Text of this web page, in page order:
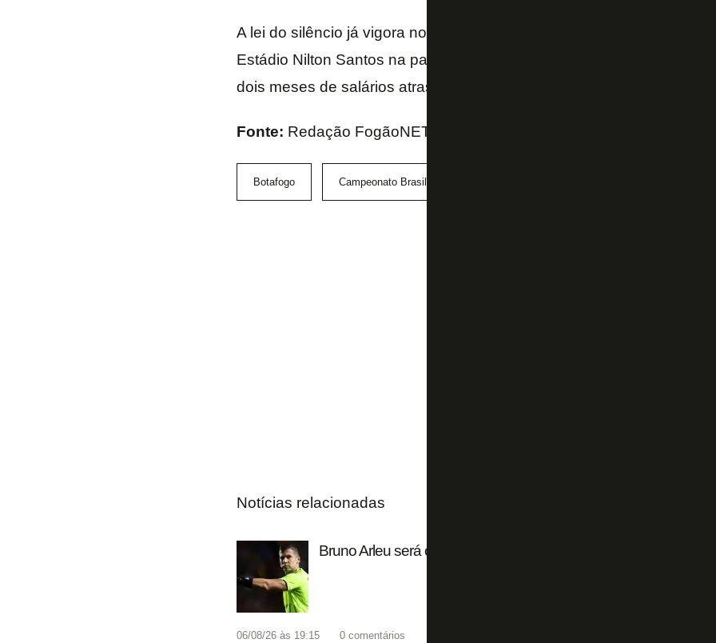
A lei do silêncio já vigora no Botafogo há alguns dias durante o
Estádio Nilton Santos na pausa para a Copa América, como protesto
dois meses de salários atrasados.
Fonte: Redação FogãoNET e Canal Premiere
Botafogo Campeonato Brasileiro
Notícias relacionadas
Bruno Arleu será o árbitro de Botafogo x Fluminense pelo
06/08/26 às 19:15 0 comentários